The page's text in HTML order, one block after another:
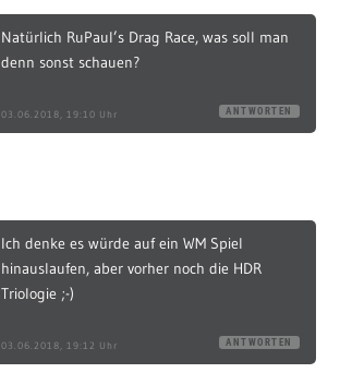
Natürlich RuPaul’s Drag Race, was soll man
denn sonst schauen?
03.06.2018, 19:10 Uhr ANTWORTEN
Ich denke es würde auf ein WM Spiel
hinauslaufen, aber vorher noch die HDR
Triologie ;-)
03.06.2018, 19:12 Uhr ANTWORTEN